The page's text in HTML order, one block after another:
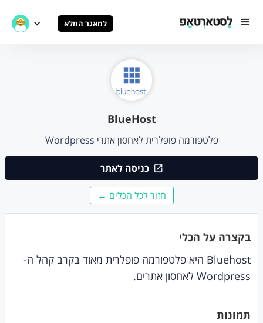
למאגר המלא
BlueHost
פלטפורמה פופלרית לאחסון אתרי Wordpress
כניסה לאתר
חזור לכל הכלים ←
בקצרה על הכלי
Bluehost היא פלטפורמה פופלרית מאוד בקרב קהל ה-
Wordpress לאחסון אתרים.
תמונות